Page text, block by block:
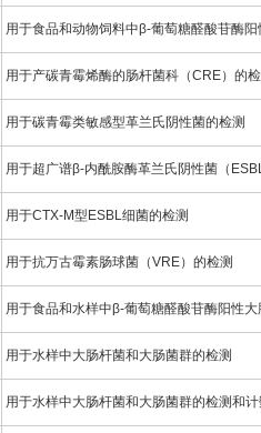
用于食品和动物饲料中β-葡萄糖醛酸苷酶
用于产碳青霉烯酶的肠杆菌科（CRE）的
用于碳青霉类敏感型革兰氏阴性菌的检测
用于超广谱β-内酰胺酶革兰氏阴性菌（
用于CTX-M型ESBL细菌的检测
用于抗万古霉素肠球菌（VRE）的检测
用于食品和水样中β-葡萄糖醛酸苷酶阳性
用于水样中大肠杆菌和大肠菌群的检测
用于水样中大肠杆菌和大肠菌群的检测和